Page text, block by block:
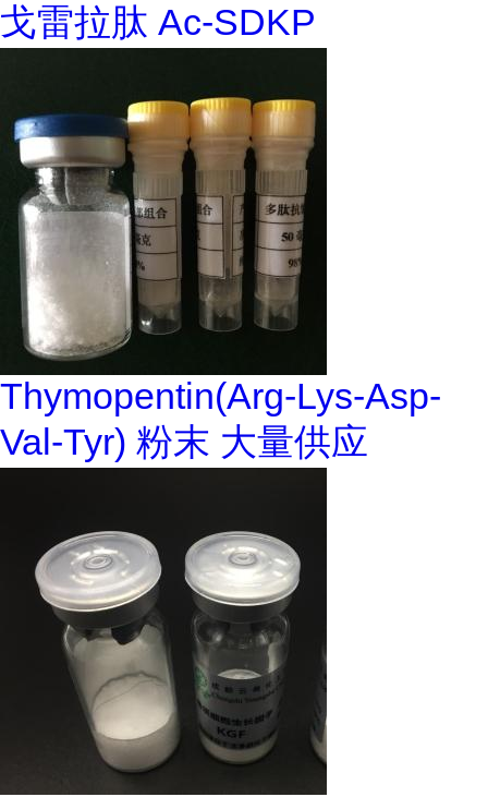
戈雷拉肽 Ac-SDKP
Thymopentin(Arg-Lys-Asp-
Val-Tyr) 粉末 大量供应